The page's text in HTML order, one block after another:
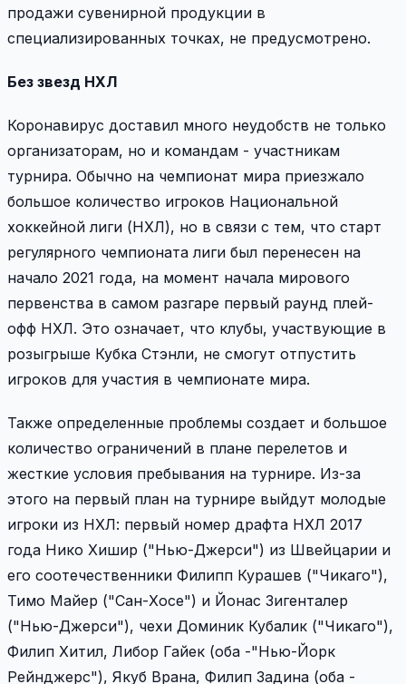
продажи сувенирной продукции в
специализированных точках, не предусмотрено.
Без звезд НХЛ
Коронавирус доставил много неудобств не только
организаторам, но и командам - участникам
турнира. Обычно на чемпионат мира приезжало
большое количество игроков Национальной
хоккейной лиги (НХЛ), но в связи с тем, что старт
регулярного чемпионата лиги был перенесен на
начало 2021 года, на момент начала мирового
первенства в самом разгаре первый раунд плей-
офф НХЛ. Это означает, что клубы, участвующие в
розыгрыше Кубка Стэнли, не смогут отпустить
игроков для участия в чемпионате мира.
Также определенные проблемы создает и большое
количество ограничений в плане перелетов и
жесткие условия пребывания на турнире. Из-за
этого на первый план на турнире выйдут молодые
игроки из НХЛ: первый номер драфта НХЛ 2017
года Нико Хишир ("Нью-Джерси") из Швейцарии и
его соотечественники Филипп Курашев ("Чикаго"),
Тимо Майер ("Сан-Хосе") и Йонас Зигенталер
("Нью-Джерси"), чехи Доминик Кубалик ("Чикаго"),
Филип Хитил, Либор Гайек (оба -"Нью-Йорк
Рейнджерс"), Якуб Врана, Филип Задина (оба -